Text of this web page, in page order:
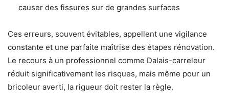
causer des fissures sur de grandes surfaces
Ces erreurs, souvent évitables, appellent une vigilance
constante et une parfaite maîtrise des étapes rénovation.
Le recours à un professionnel comme Dalais-carreleur
réduit significativement les risques, mais même pour un
bricoleur averti, la rigueur doit rester la règle.